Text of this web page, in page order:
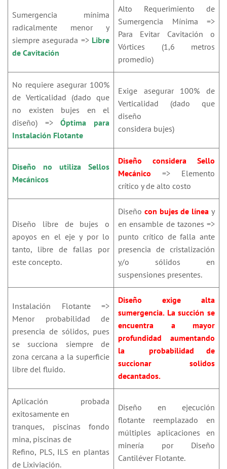
Sumergencia mínima
radicalmente menor y
siempre asegurada => Libre
de Cavitación
Alto Requerimiento de
Sumergencia Mínima =>
Para Evitar Cavitación o
Vórtices (1,6 metros
promedio)
No requiere asegurar 100%
de Verticalidad (dado que
no existen bujes en el
diseño) =>Óptima para
Instalación Flotante
Exige asegurar 100% de
Verticalidad (dado que
diseño
considera bujes)
Diseño no utiliza Sellos
Mecánicos
Diseño considera Sello
Mecánico => Elemento
crítico y de alto costo
Diseño libre de bujes o
apoyos en el eje y por lo
tanto, libre de fallas por
este concepto.
Diseño con bujes de línea y
en ensamble de tazones =>
punto crítico de falla ante
presencia de cristalización
y/o sólidos en
suspensiones presentes.
Instalación Flotante =>
Menor probabilidad de
presencia de sólidos, pues
se succiona siempre de
zona cercana a la superficie
libre del fluido.
Diseño exige alta
sumergencia. La succión se
encuentra a mayor
profundidad aumentando
la probabilidad de
succionar solidos
decantados.
Aplicación probada
exitosamente en
tranques, piscinas fondo
mina, piscinas de
Refino, PLS, ILS en plantas
de Lixiviación.
Diseño en ejecución
flotante reemplazado en
múltiples aplicaciones en
minería por Diseño
Cantiléver Flotante.